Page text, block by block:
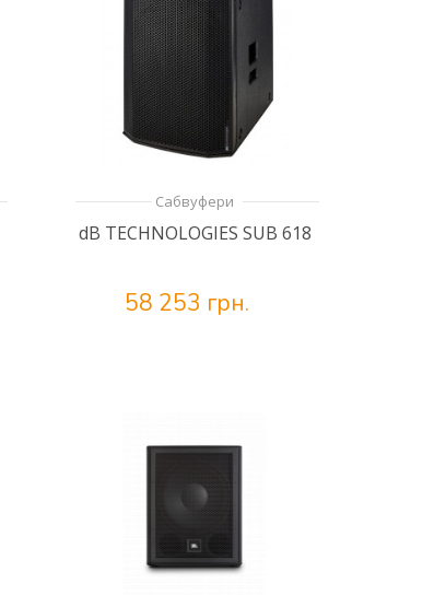
Сабвуфери
dB TECHNOLOGIES SUB 618
58 253 грн.